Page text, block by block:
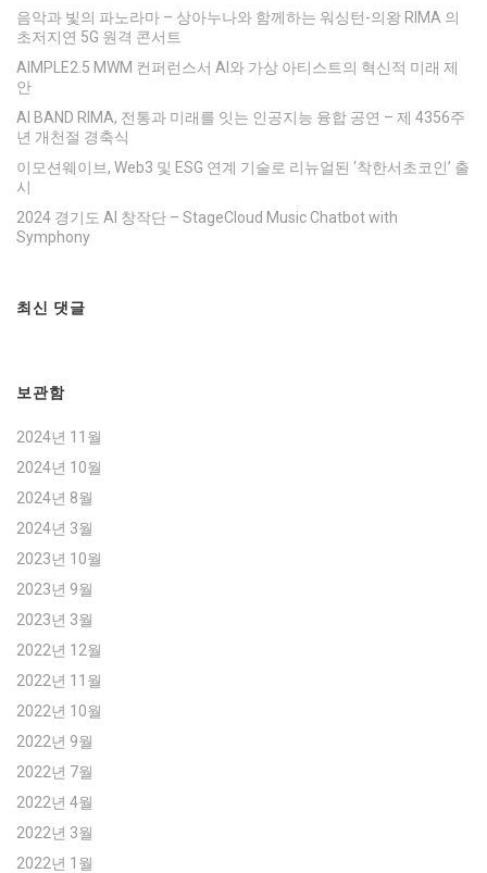
음악과 빛의 파노라마 – 상아누나와 함께하는 워싱턴-의왕 RIMA 의
초저지연 5G 원격 콘서트
AIMPLE2.5 MWM 컨퍼런스서 AI와 가상 아티스트의 혁신적 미래 제
안
AI BAND RIMA, 전통과 미래를 잇는 인공지능 융합 공연 – 제 4356주
년 개천절 경축식
이모션웨이브, Web3 및 ESG 연계 기술로 리뉴얼된 ‘착한서초코인’ 출
시
2024 경기도 AI 창작단 – StageCloud Music Chatbot with
Symphony
최신 댓글
보관함
2024년 11월
2024년 10월
2024년 8월
2024년 3월
2023년 10월
2023년 9월
2023년 3월
2022년 12월
2022년 11월
2022년 10월
2022년 9월
2022년 7월
2022년 4월
2022년 3월
2022년 1월